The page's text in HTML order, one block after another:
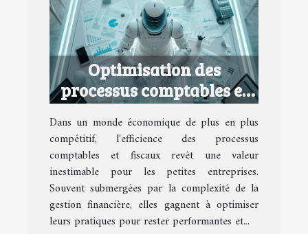
Optimisation des
processus comptables et
fiscaux pour petites
entreprises
Dans un monde économique de plus en plus
compétitif, l'efficience des processus
comptables et fiscaux revêt une valeur
inestimable pour les petites entreprises.
Souvent submergées par la complexité de la
gestion financière, elles gagnent à optimiser
leurs pratiques pour rester performantes et...